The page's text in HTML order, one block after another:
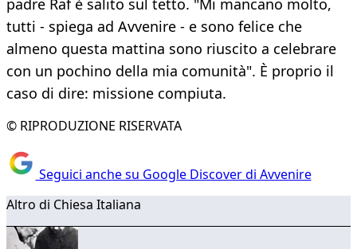
padre Raf è salito sul tetto. "Mi mancano molto,
tutti - spiega ad Avvenire - e sono felice che
almeno questa mattina sono riuscito a celebrare
con un pochino della mia comunità". È proprio il
caso di dire: missione compiuta.
© RIPRODUZIONE RISERVATA
Seguici anche su Google Discover di Avvenire
Altro di Chiesa Italiana